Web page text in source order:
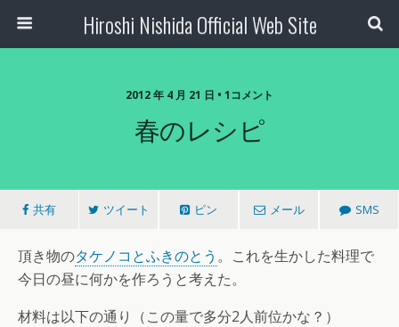
Hiroshi Nishida Official Web Site
2012 年 4 月 21 日 • 1コメント
春のレシピ
共有 ツイート ピン メール SMS
頂き物のタケノコとふきのとう 。これを生かした料理で
今日の昼に何かを作ろうと考えた。
材料は以下の通り（この量で多分2人前位かな？）